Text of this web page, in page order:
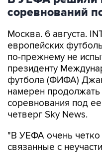
Москва. 6 августа.
по-прежнему не
президенту
футбола (ФИФА)
намерен продолжать
соревнования под
четверг Sky News.
"В УЕФА очень четко
ФИФА", - приводит
заявления